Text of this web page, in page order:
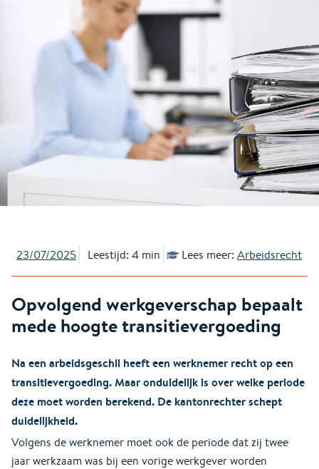
23/07/2025 Leestijd: 4 min Lees meer: Arbeidsrecht
Opvolgend werkgeverschap bepaalt
mede hoogte transitievergoeding
Na een arbeidsgeschil heeft een werknemer recht op een
transitievergoeding. Maar onduidelijk is over welke periode
deze moet worden berekend. De kantonrechter schept
duidelijkheid.
Volgens de werknemer moet ook de periode dat zij twee
jaar werkzaam was bij een vorige werkgever worden